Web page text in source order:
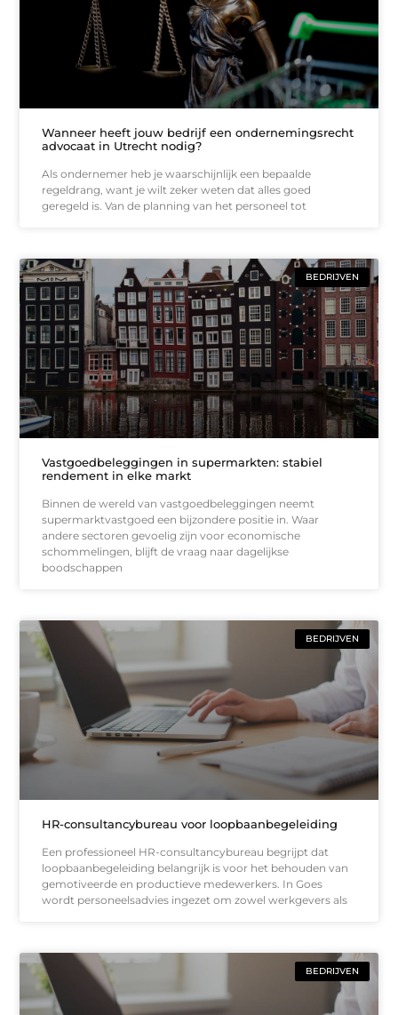
Wanneer heeft jouw bedrijf een ondernemingsrecht
advocaat in Utrecht nodig?
Als ondernemer heb je waarschijnlijk een bepaalde
regeldrang, want je wilt zeker weten dat alles goed
geregeld is. Van de planning van het personeel tot
BEDRIJVEN
Vastgoedbeleggingen in supermarkten: stabiel
rendement in elke markt
Binnen de wereld van vastgoedbeleggingen neemt
supermarktvastgoed een bijzondere positie in. Waar
andere sectoren gevoelig zijn voor economische
schommelingen, blijft de vraag naar dagelijkse
boodschappen
BEDRIJVEN
HR-consultancybureau voor loopbaanbegeleiding
Een professioneel HR-consultancybureau begrijpt dat
loopbaanbegeleiding belangrijk is voor het behouden van
gemotiveerde en productieve medewerkers. In Goes
wordt personeelsadvies ingezet om zowel werkgevers als
BEDRIJVEN